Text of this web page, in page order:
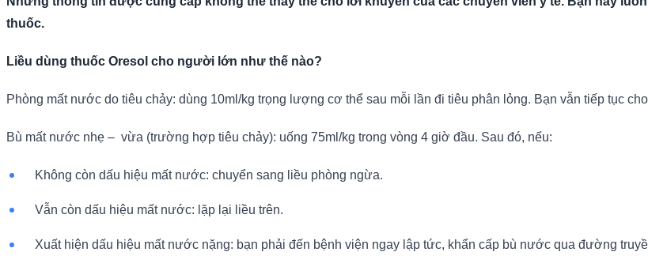
thuốc.
Liều dùng thuốc Oresol cho người lớn như thế nào?
Phòng mất nước do tiêu chảy: dùng 10ml/kg trọng lượng cơ thể sau mỗi lần đi tiêu phân lỏng. Bạn vẫn tiếp tục
Bù mất nước nhẹ – vừa (trường hợp tiêu chảy): uống 75ml/kg trong vòng 4 giờ đầu. Sau đó, nếu:
Không còn dấu hiệu mất nước: chuyển sang liều phòng ngừa.
Vẫn còn dấu hiệu mất nước: lặp lại liều trên.
Xuất hiện dấu hiệu mất nước nặng: bạn phải đến bệnh viện ngay lập tức, khẩn cấp bù nước qua đường